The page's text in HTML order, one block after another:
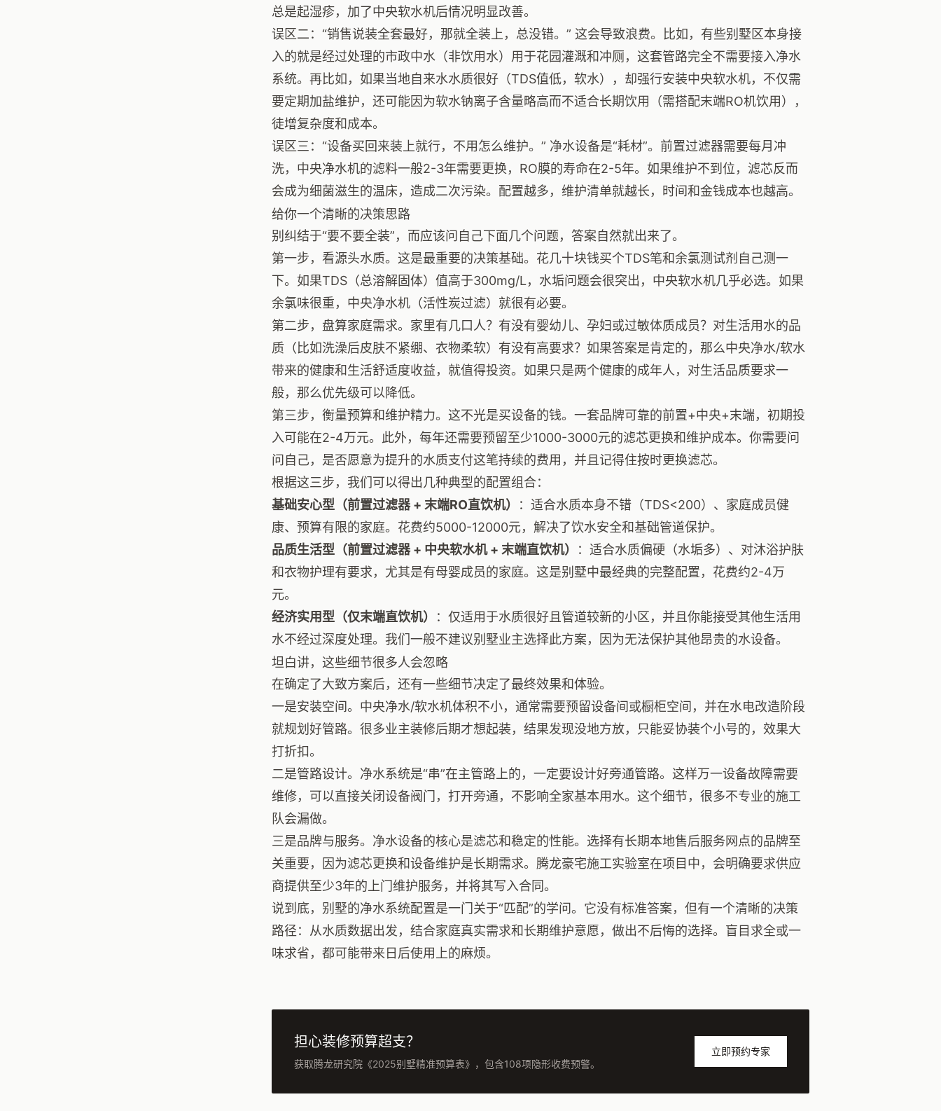
总是起湿疹，加了中央软水机后情况明显改善。
误区二：“销售说装全套最好，那就全装上，总没错。” 这会导致浪费。比如，有些别墅区本身接
入的就是经过处理的市政中水（非饮用水）用于花园灌溉和冲厕，这套管路完全不需要接入净水
系统。再比如，如果当地自来水水质很好（TDS值低，软水），却强行安装中央软水机，不仅需
要定期加盐维护，还可能因为软水钠离子含量略高而不适合长期饮用（需搭配末端RO机饮用），
徒增复杂度和成本。
误区三：“设备买回来装上就行，不用怎么维护。” 净水设备是“耗材”。前置过滤器需要每月冲
洗，中央净水机的滤料一般2-3年需要更换，RO膜的寿命在2-5年。如果维护不到位，滤芯反而
会成为细菌滋生的温床，造成二次污染。配置越多，维护清单就越长，时间和金钱成本也越高。
给你一个清晰的决策思路
别纠结于“要不要全装”，而应该问自己下面几个问题，答案自然就出来了。
第一步，看源头水质。这是最重要的决策基础。花几十块钱买个TDS笔和余氯测试剂自己测一
下。如果TDS（总溶解固体）值高于300mg/L，水垢问题会很突出，中央软水机几乎必选。如果
余氯味很重，中央净水机（活性炭过滤）就很有必要。
第二步，盘算家庭需求。家里有几口人？有没有婴幼儿、孕妇或过敏体质成员？对生活用水的品
质（比如洗澡后皮肤不紧绷、衣物柔软）有没有高要求？如果答案是肯定的，那么中央净水/软水
带来的健康和生活舒适度收益，就值得投资。如果只是两个健康的成年人，对生活品质要求一
般，那么优先级可以降低。
第三步，衡量预算和维护精力。这不光是买设备的钱。一套品牌可靠的前置+中央+末端，初期投
入可能在2-4万元。此外，每年还需要预留至少1000-3000元的滤芯更换和维护成本。你需要问
问自己，是否愿意为提升的水质支付这笔持续的费用，并且记得住按时更换滤芯。
根据这三步，我们可以得出几种典型的配置组合：
基础安心型（前置过滤器 + 末端RO直饮机）
：适合水质本身不错（TDS<200）、家庭成员健
康、预算有限的家庭。花费约5000-12000元，解决了饮水安全和基础管道保护。
品质生活型（前置过滤器 + 中央软水机 + 末端直饮机）
：适合水质偏硬（水垢多）、对沐浴护肤
和衣物护理有要求，尤其是有母婴成员的家庭。这是别墅中最经典的完整配置，花费约2-4万
元。
经济实用型（仅末端直饮机）
：仅适用于水质很好且管道较新的小区，并且你能接受其他生活用
水不经过深度处理。我们一般不建议别墅业主选择此方案，因为无法保护其他昂贵的水设备。
坦白讲，这些细节很多人会忽略
在确定了大致方案后，还有一些细节决定了最终效果和体验。
一是安装空间。中央净水/软水机体积不小，通常需要预留设备间或橱柜空间，并在水电改造阶段
就规划好管路。很多业主装修后期才想起装，结果发现没地方放，只能妥协装个小号的，效果大
打折扣。
二是管路设计。净水系统是“串”在主管路上的，一定要设计好旁通管路。这样万一设备故障需要
维修，可以直接关闭设备阀门，打开旁通，不影响全家基本用水。这个细节，很多不专业的施工
队会漏做。
三是品牌与服务。净水设备的核心是滤芯和稳定的性能。选择有长期本地售后服务网点的品牌至
关重要，因为滤芯更换和设备维护是长期需求。腾龙豪宅施工实验室在项目中，会明确要求供应
商提供至少3年的上门维护服务，并将其写入合同。
说到底，别墅的净水系统配置是一门关于“匹配”的学问。它没有标准答案，但有一个清晰的决策
路径：从水质数据出发，结合家庭真实需求和长期维护意愿，做出不后悔的选择。盲目求全或一
味求省，都可能带来日后使用上的麻烦。
担心装修预算超支？
获取腾龙研究院《2025别墅精准预算表》，包含108项隐形收费预警。
立即预约专家